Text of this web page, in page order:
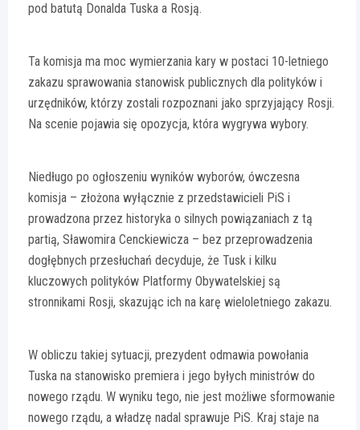
pod batutą Donalda Tuska a Rosją.
Ta komisja ma moc wymierzania kary w postaci 10-letniego
zakazu sprawowania stanowisk publicznych dla polityków i
urzędników, którzy zostali rozpoznani jako sprzyjający Rosji.
Na scenie pojawia się opozycja, która wygrywa wybory.
Niedługo po ogłoszeniu wyników wyborów, ówczesna
komisja – złożona wyłącznie z przedstawicieli PiS i
prowadzona przez historyka o silnych powiązaniach z tą
partią, Sławomira Cenckiewicza – bez przeprowadzenia
dogłębnych przesłuchań decyduje, że Tusk i kilku
kluczowych polityków Platformy Obywatelskiej są
stronnikami Rosji, skazując ich na karę wieloletniego zakazu.
W obliczu takiej sytuacji, prezydent odmawia powołania
Tuska na stanowisko premiera i jego byłych ministrów do
nowego rządu. W wyniku tego, nie jest możliwe sformowanie
nowego rządu, a władzę nadal sprawuje PiS. Kraj staje na